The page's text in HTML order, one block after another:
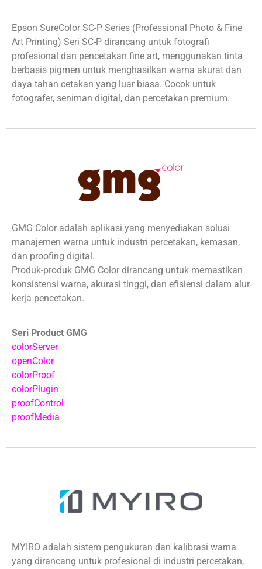
Epson SureColor SC-P Series (Professional Photo & Fine
Art Printing) Seri SC-P dirancang untuk fotografi
profesional dan pencetakan fine art, menggunakan tinta
berbasis pigmen untuk menghasilkan warna akurat dan
daya tahan cetakan yang luar biasa. Cocok untuk
fotografer, seniman digital, dan percetakan premium.
GMG Color adalah aplikasi yang menyediakan solusi
manajemen warna untuk industri percetakan, kemasan,
dan proofing digital.
Produk-produk GMG Color dirancang untuk memastikan
konsistensi warna, akurasi tinggi, dan efisiensi dalam alur
kerja pencetakan.
Seri Product GMG
colorServer
openColor
colorProof
colorPlugin
proofControl
proofMedia
MYIRO adalah sistem pengukuran dan kalibrasi warna
yang dirancang untuk profesional di industri percetakan,